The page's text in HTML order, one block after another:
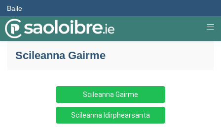
Baile
Scileanna Gairme
Scileanna Gairme
Scileanna Idirphearsanta